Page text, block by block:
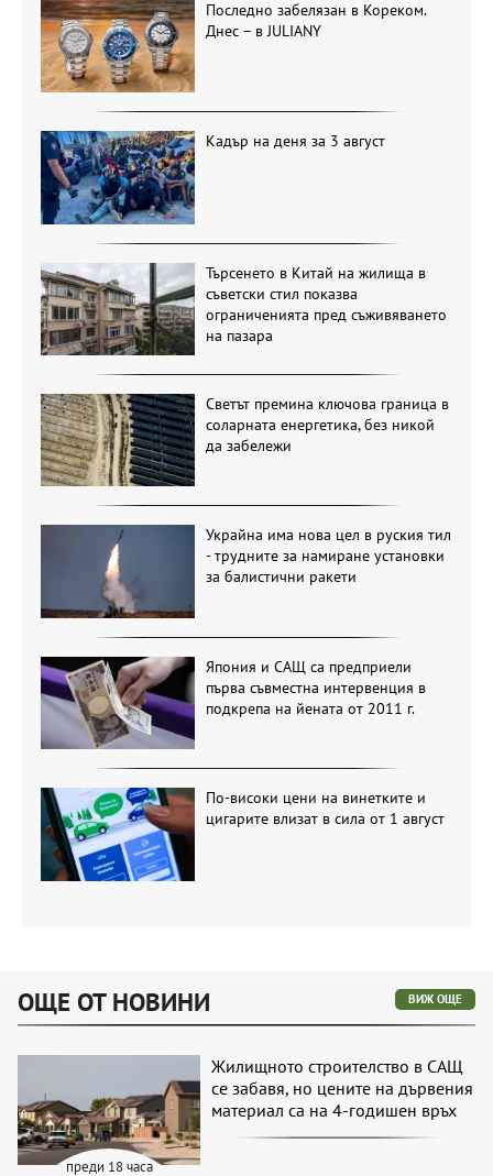
Последно забелязан в Кореком.
Днес – в JULIANY
Кадър на деня за 3 август
Търсенето в Китай на жилища в
съветски стил показва
ограниченията пред съживяването
на пазара
Светът премина ключова граница в
соларната енергетика, без никой
да забележи
Украйна има нова цел в руския тил
- трудните за намиране установки
за балистични ракети
Япония и САЩ са предприели
първа съвместна интервенция в
подкрепа на йената от 2011 г.
По-високи цени на винетките и
цигарите влизат в сила от 1 август
ОЩЕ ОТ НОВИНИ ВИЖ ОЩЕ
преди 18 часа
Жилищното строителство в САЩ
се забавя, но цените на дървения
материал са на 4-годишен връх